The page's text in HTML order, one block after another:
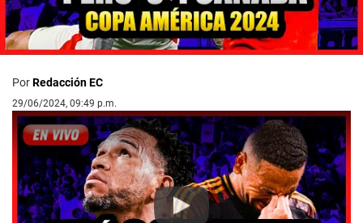
PorRedacción EC
29/06/2024, 09:49 p.m.
Play